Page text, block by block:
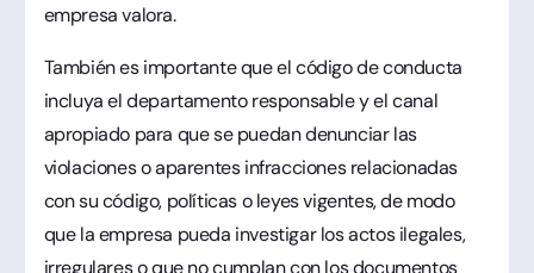
empresa valora.
También es importante que el código de conducta
incluya el departamento responsable y el canal
apropiado para que se puedan denunciar las
violaciones o aparentes infracciones relacionadas
con su código, políticas o leyes vigentes, de modo
que la empresa pueda investigar los actos ilegales,
irregulares o que no cumplan con los documentos